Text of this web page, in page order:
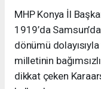
MHP Konya İl
1919’da
dönümü dolayısıyla
milletinin
dikkat çeken